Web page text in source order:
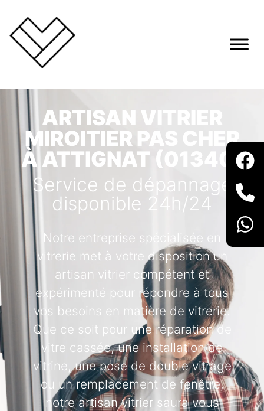
ARTISAN VITRIER
MIROITIER PAS CHER
À ATTIGNAT (01340)
Service de dépannage
disponible 24h/24
Notre entreprise spécialisée en
vitrerie met à votre disposition un
artisan vitrier compétent et
expérimenté pour répondre à tous
vos besoins en matière de vitrerie.
Que ce soit pour une réparation de
vitre cassée, une installation de
vitrine, une pose de double vitrage
ou un remplacement de fenêtre,
notre artisan vitrier saura vous